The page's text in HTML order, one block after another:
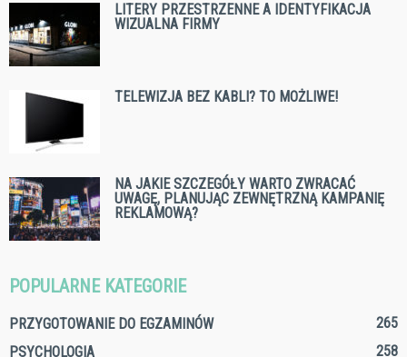
LITERY PRZESTRZENNE A IDENTYFIKACJA
WIZUALNA FIRMY
TELEWIZJA BEZ KABLI? TO MOŻLIWE!
NA JAKIE SZCZEGÓŁY WARTO ZWRACAĆ
UWAGĘ, PLANUJĄC ZEWNĘTRZNĄ KAMPANIĘ
REKLAMOWĄ?
POPULARNE KATEGORIE
PRZYGOTOWANIE DO EGZAMINÓW
265
PSYCHOLOGIA
258